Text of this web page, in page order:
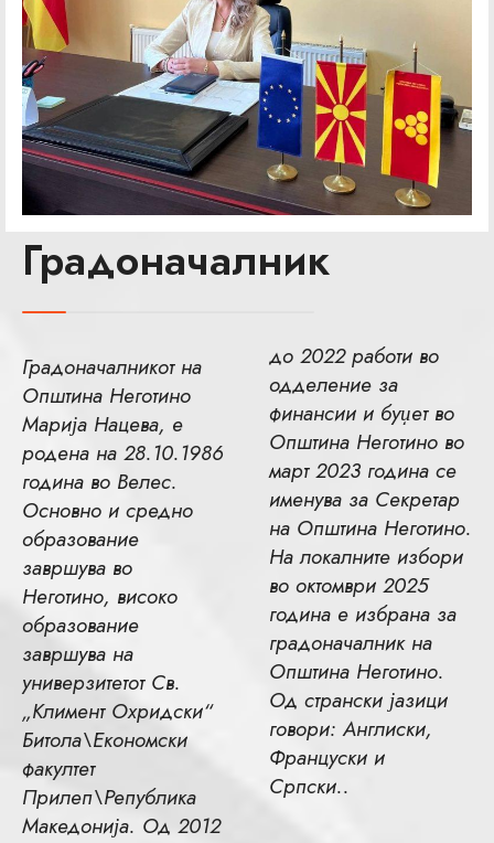
Градоначалник
Градоначалникот на
Општина Неготино
Марија Нацева, е
родена на 28.10.1986
година во Велес.
Основно и средно
образование
завршува во
Неготино, високо
образование
завршува на
универзитетот Св.
„Климент Охридски“
Битола\Економски
факултет
Прилеп\Република
Македонија. Од 2012
до 2022 работи во
одделение за
финансии и буџет во
Општина Неготино во
март 2023 година се
именува за Секретар
на Општина Неготино.
На локалните избори
во октомври 2025
година е избрана за
градоначалник на
Општина Неготино.
Од странски јазици
говори: Англиски,
Француски и
Српски..